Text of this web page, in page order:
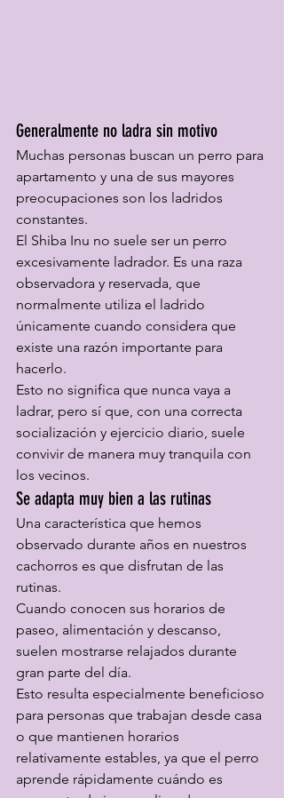
Generalmente no ladra sin motivo
Muchas personas buscan un perro para
apartamento y una de sus mayores
preocupaciones son los ladridos
constantes.
El Shiba Inu no suele ser un perro
excesivamente ladrador. Es una raza
observadora y reservada, que
normalmente utiliza el ladrido
únicamente cuando considera que
existe una razón importante para
hacerlo.
Esto no significa que nunca vaya a
ladrar, pero sí que, con una correcta
socialización y ejercicio diario, suele
convivir de manera muy tranquila con
los vecinos.
Se adapta muy bien a las rutinas
Una característica que hemos
observado durante años en nuestros
cachorros es que disfrutan de las
rutinas.
Cuando conocen sus horarios de
paseo, alimentación y descanso,
suelen mostrarse relajados durante
gran parte del día.
Esto resulta especialmente beneficioso
para personas que trabajan desde casa
o que mantienen horarios
relativamente estables, ya que el perro
aprende rápidamente cuándo es